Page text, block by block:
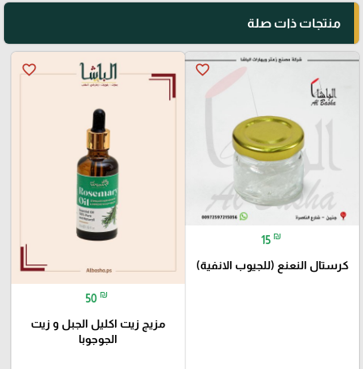
منتجات ذات صلة
favorite_border
15 ₪
كرستال النعنع (للجيوب الانفية)
favorite_border
50 ₪
مزيج زيت اكليل الجبل و زيت
الجوجوبا